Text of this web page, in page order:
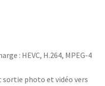
: HEVC, H.264, MPEG-4
sortie photo et vidéo vers